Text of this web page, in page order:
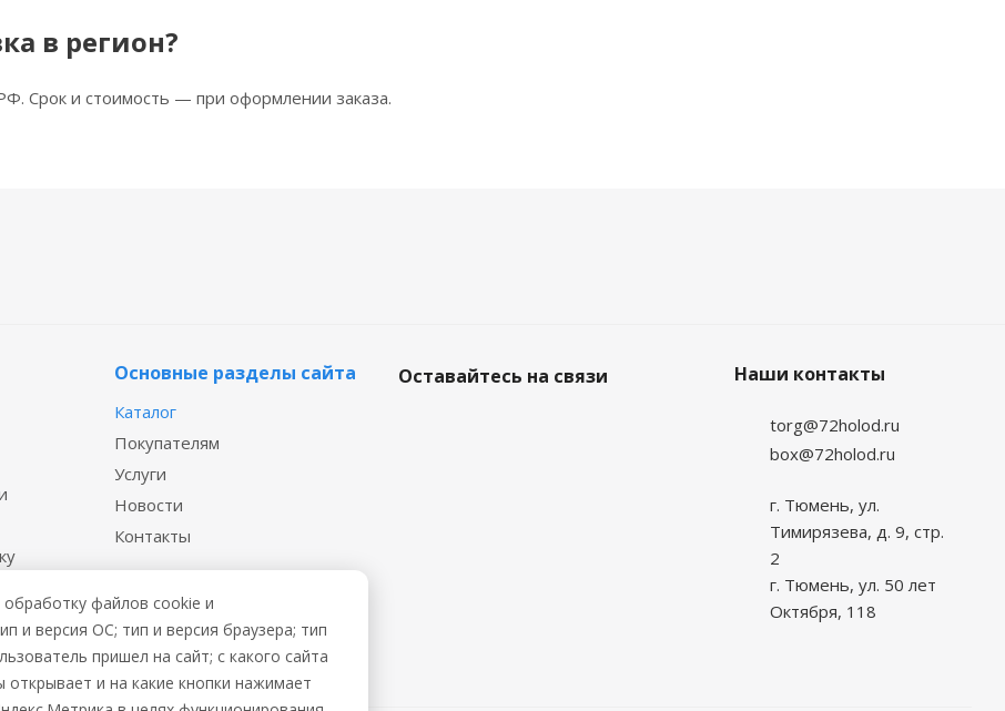
в регион?
Срок и стоимость — при оформлении заказа.
файл
Основные разделы сайта
Каталог
Покупателям
Услуги
Новости
Контакты
Оставайтесь на связи Наши контакты
torg@72holod.ru
box@72holod.ru
г. Тюмень, ул.
Тимирязева, д. 9, стр.
2
г. Тюмень, ул. 50 лет
Октября, 118
файлов cookie и
и версия ОС; тип и версия браузера; тип
пришел на сайт; с какого сайта
открывает и на какие кнопки нажимает